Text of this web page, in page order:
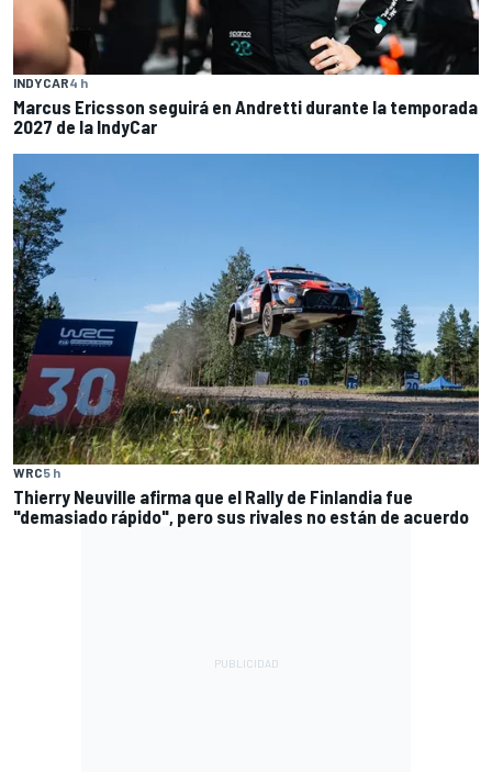
INDYCAR4 h
Marcus Ericsson seguirá en Andretti durante la temporada
2027 de la IndyCar
WRC5 h
Thierry Neuville afirma que el Rally de Finlandia fue
"demasiado rápido", pero sus rivales no están de acuerdo